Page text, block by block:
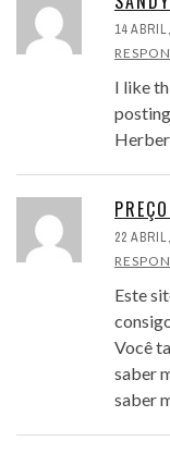
14
I like
22
Este
Você
saber
saber